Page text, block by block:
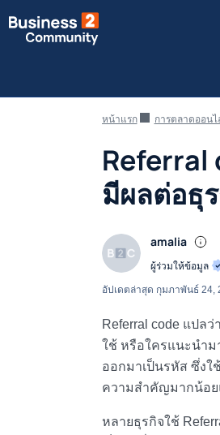
หน้าแรก การตลาดออนไ
Referral
มีผลต่อธุ
amalia
ผู้ร่วมให้ข้อมูล
อัปเดตล่าสุด กุมภาพันธ์ 24,
Referral code แปล
ใช้ หรือใครแนะนำม
ออกมาเป็นรหัส ซึ่ง
ความสำคัญมากน้อ
หลายธุรกิจใช้